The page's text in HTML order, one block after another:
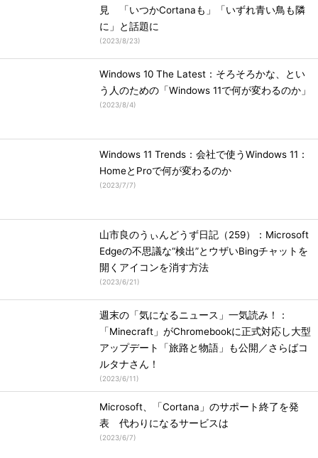
見 「いつかCortanaも」「いずれ青い鳥も隣
に」と話題に
(2023/8/23)
Windows 10 The Latest：そろそろかな、とい
う人のための「Windows 11で何が変わるのか」
(2023/8/4)
Windows 11 Trends：会社で使うWindows 11：
HomeとProで何が変わるのか
(2023/7/7)
山市良のうぃんどうず日記（259）：Microsoft
Edgeの不思議な“検出”とウザいBingチャットを
開くアイコンを消す方法
(2023/6/21)
週末の「気になるニュース」一気読み！：
「Minecraft」がChromebookに正式対応し大型
アップデート「旅路と物語」も公開／さらばコ
ルタナさん！
(2023/6/11)
Microsoft、「Cortana」のサポート終了を発
表 代わりになるサービスは
(2023/6/7)